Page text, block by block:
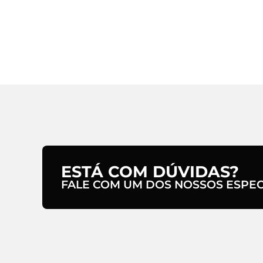
ESTÁ COM DÚVIDAS?
FALE COM UM DOS NOSSOS